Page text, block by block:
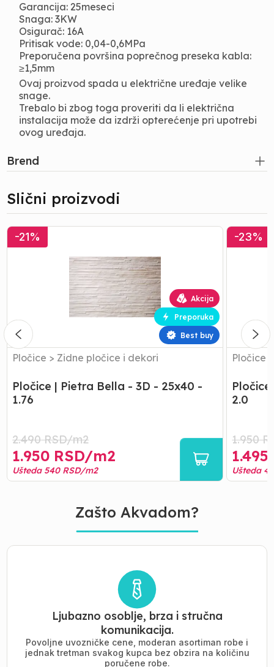
Garancija: 25meseci
Snaga: 3KW
Osigurač: 16A
Pritisak vode: 0,04-0,6MPa
Preporučena površina poprečnog preseka kabla:
≥1,5mm
Ovaj proizvod spada u električne uređaje velike
snage.
Trebalo bi zbog toga proveriti da li električna
instalacija može da izdrži opterećenje pri upotrebi
ovog uređaja.
Brend
Slični proizvodi
Pločice
|
25x40
1.76
-21%
Akcija
Preporuka
Best buy
Pločice > Zidne pločice i dekori
Pločice | Pietra Bella - 3D - 25x40 -
1.76
2.490RSD/m2
1.950 RSD/m2
Ušteda 540RSD/m2
Pločice
|
25x40
-23%
Pločice
2.0
1.950
1.495
Ušteda
Zašto Akvadom?
Ljubazno osoblje, brza i stručna
komunikacija.
Povoljne uvozničke cene, moderan asortiman robe i
jednak tretman svakog kupca bez obzira na količinu
poručene robe.